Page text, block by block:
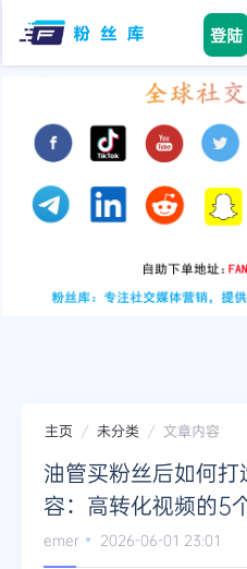
登陆
主页 未分类 文章内容
油管买粉丝后如何
容：高转化视频的5
emer 2026-06-01 23:01